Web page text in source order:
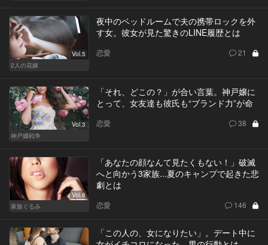
Vol.5
2人の花嫁
夜中のベッドルームで夫の携帯ロックを外
す女。彼女が見た驚きのLINE履歴とは
恋愛 21
Vol.3
神戸嬢戦争
「それ、どこの？」が合い言葉。神戸嬢に
とって、女友達も彼氏も“ブランド力”が命
恋愛 38
Vol.6
家族ぐるみ
「あなたの顔なんて見たくもない！」破滅
へと向かう3家族...夏のキャンプで起きた悲
劇とは
恋愛 146
「この人の、女になりたい」。デート中に